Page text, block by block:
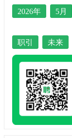
2026年
5月
职引 未来